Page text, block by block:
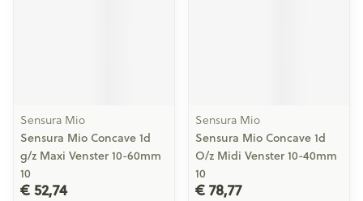
Sensura Mio
Sensura Mio Concave 1d
g/z Maxi Venster 10-60mm
10
€ 52,74
Sensura Mio
Sensura Mio Concave 1d
O/z Midi Venster 10-40mm
10
€ 78,77